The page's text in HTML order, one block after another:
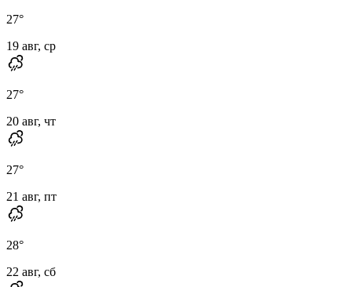
27°
19 авг, ср
27°
20 авг, чт
27°
21 авг, пт
28°
22 авг, сб